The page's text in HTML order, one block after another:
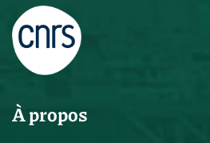
À propos